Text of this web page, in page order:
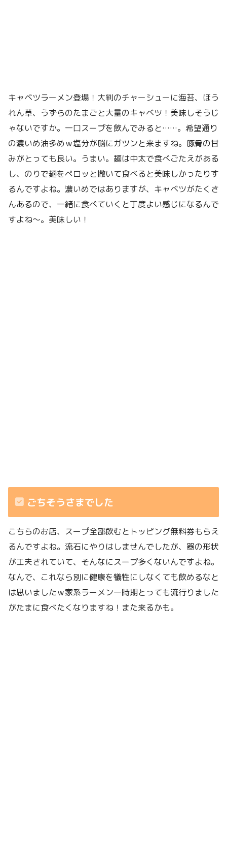
キャベツラーメン登場！大判のチャーシューに海苔、ほう
れん草、うずらのたまごと大量のキャベツ！美味しそうじ
ゃないですか。一口スープを飲んでみると……。希望通り
の濃いめ油多めｗ塩分が脳にガツンと来ますね。豚骨の甘
みがとっても良い。うまい。麺は中太で食べごたえがある
し、のりで麺をペロッと撒いて食べると美味しかったりす
るんですよね。濃いめではありますが、キャベツがたくさ
んあるので、一緒に食べていくと丁度よい感じになるんで
すよね〜。美味しい！
ごちそうさまでした
こちらのお店、スープ全部飲むとトッピング無料券もらえ
るんですよね。流石にやりはしませんでしたが、器の形状
が工夫されていて、そんなにスープ多くないんですよね。
なんで、これなら別に健康を犠牲にしなくても飲めるなと
は思いましたｗ家系ラーメン一時期とっても流行りました
がたまに食べたくなりますね！また来るかも。